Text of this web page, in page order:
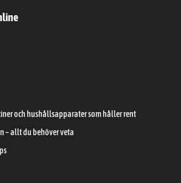
och hushållsapparater som håller rent
– allt du behöver veta